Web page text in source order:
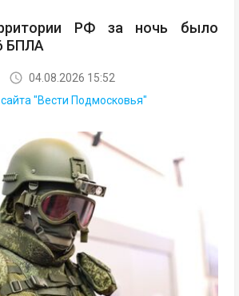
РФ за ночь было
БПЛА
04.08.2026 15:52
"Вести Подмосковья"